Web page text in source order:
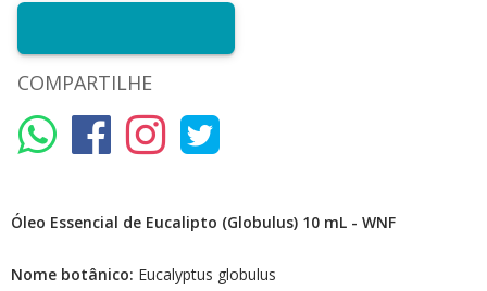
COMPARTILHE
Óleo Essencial de Eucalipto (Globulus) 10 mL - WNF
Nome botânico: Eucalyptus globulus